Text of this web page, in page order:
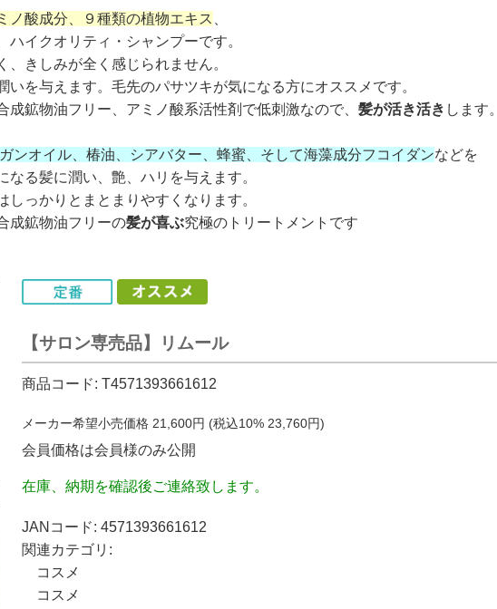
ノ酸成分、９種類の植物エキス
イクオリティ・シャンプーです。
きしみが全く感じられません。
を与えます。毛先のパサツキが気になる方にオススメです。
鉱物油フリー、アミノ酸系活性剤で低刺激なので、 髪が活き活き します。
ンオイル、椿油、シアバター、蜂蜜、そして海藻成分フコイダンなどを
る髪に潤い、艶、ハリを与えます。
しっかりとまとまりやすくなります。
成鉱物油フリーの髪が喜ぶ究極のトリートメントです
【サロン専売品】リムール
商品コード: T4571393661612
メーカー希望小売価格 21,600円 (税込10%23,760円)
会員価格は会員様のみ公開
在庫、納期を確認後ご連絡致します。
JANコード: 4571393661612
関連カテゴリ:
コスメ
コスメ